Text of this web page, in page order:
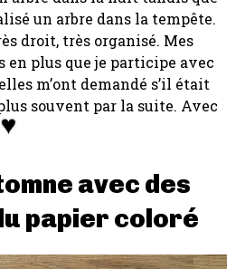
un arbre dans la tempête.
droit, très organisé. Mes
en plus que je participe avec
m’ont demandé s’il était
souvent par la suite. Avec
avec des
papier coloré